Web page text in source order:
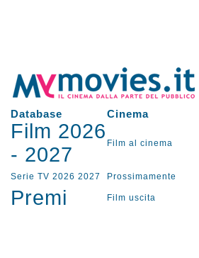
Database Cinema
Film 2026
- 2027 Film al cinema
Serie TV 2026 2027 Prossimamente
Premi Film uscita